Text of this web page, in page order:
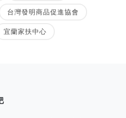
台灣發明商品促進協會
宜蘭家扶中心